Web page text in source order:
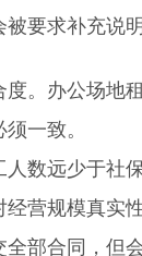
要求补充说明
。办公场地
一致。
远少于社保
营规模真实性
部合同，但